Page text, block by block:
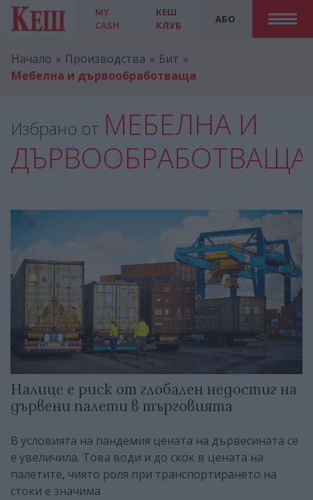
MY
CASH
АБО
КЕШ
КЛУБ
Начало Производства
Бит
Мебелна и дървообработваща
Избрано от МЕБЕЛНА И
ДЪРВООБРАБОТВАЩА
Налице е риск от глобален недостиг на
дървени палети в търговията
В условията на пандемия цената на дървесината се
е увеличила. Това води и до скок в цената на
палетите, чиято роля при транспортирането на
стоки е значима